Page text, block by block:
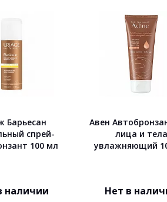
Барьесан
спрей-
100 мл
наличии
Авен
лица и тела
увлажняющий
Нет в